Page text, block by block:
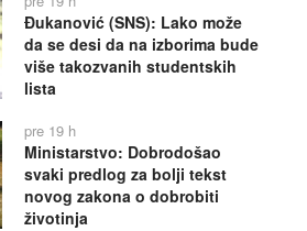
Đukanović (SNS): Lako može
da se desi da na izborima bude
više takozvanih studentskih
lista
pre 19 h
Ministarstvo: Dobrodošao
svaki predlog za bolji tekst
novog zakona o dobrobiti
životinja